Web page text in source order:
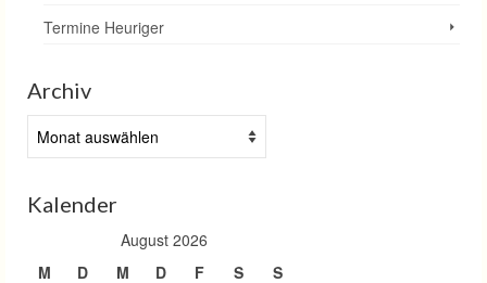
Termine Heuriger
Archiv
Kalender
August 2026
M
D M D F S
S